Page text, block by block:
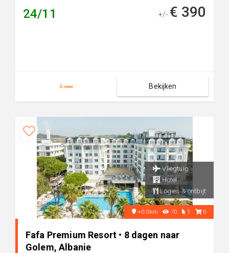
24/11 +/- € 390
Bekijken
Vliegtuig
Hotel
Logies & ontbijt
+0.0km 70 1 0
Fafa Premium Resort • 8 dagen naar
Golem, Albanie